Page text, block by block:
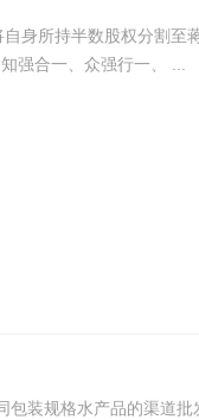
身所持半数股权分割至
强合一、众强行一、 ...
装规格水产品的渠道